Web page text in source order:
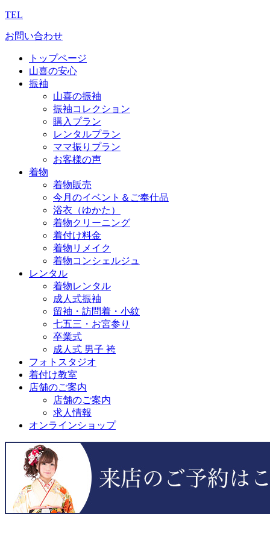
TEL
お問い合わせ
トップページ
山喜の安心
振袖
山喜の振袖
振袖コレクション
購入プラン
レンタルプラン
ママ振りプラン
お客様の声
着物
着物販売
今月のイベント＆ご奉仕品
浴衣（ゆかた）
着物クリーニング
着付け料金
着物リメイク
着物コンシェルジュ
レンタル
着物レンタル
成人式振袖
留袖・訪問着・小紋
七五三・お宮参り
卒業式
成人式 男子 袴
フォトスタジオ
着付け教室
店舗のご案内
店舗のご案内
求人情報
オンラインショップ